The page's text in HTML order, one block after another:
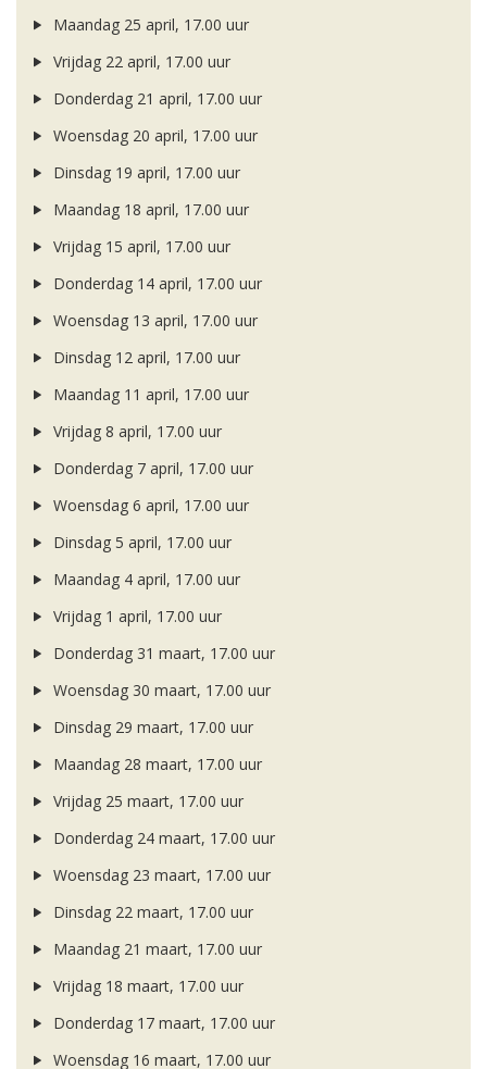
Maandag 25 april, 17.00 uur
Vrijdag 22 april, 17.00 uur
Donderdag 21 april, 17.00 uur
Woensdag 20 april, 17.00 uur
Dinsdag 19 april, 17.00 uur
Maandag 18 april, 17.00 uur
Vrijdag 15 april, 17.00 uur
Donderdag 14 april, 17.00 uur
Woensdag 13 april, 17.00 uur
Dinsdag 12 april, 17.00 uur
Maandag 11 april, 17.00 uur
Vrijdag 8 april, 17.00 uur
Donderdag 7 april, 17.00 uur
Woensdag 6 april, 17.00 uur
Dinsdag 5 april, 17.00 uur
Maandag 4 april, 17.00 uur
Vrijdag 1 april, 17.00 uur
Donderdag 31 maart, 17.00 uur
Woensdag 30 maart, 17.00 uur
Dinsdag 29 maart, 17.00 uur
Maandag 28 maart, 17.00 uur
Vrijdag 25 maart, 17.00 uur
Donderdag 24 maart, 17.00 uur
Woensdag 23 maart, 17.00 uur
Dinsdag 22 maart, 17.00 uur
Maandag 21 maart, 17.00 uur
Vrijdag 18 maart, 17.00 uur
Donderdag 17 maart, 17.00 uur
Woensdag 16 maart, 17.00 uur